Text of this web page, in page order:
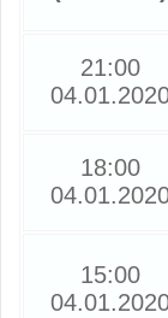
21:00
18:00
15:00